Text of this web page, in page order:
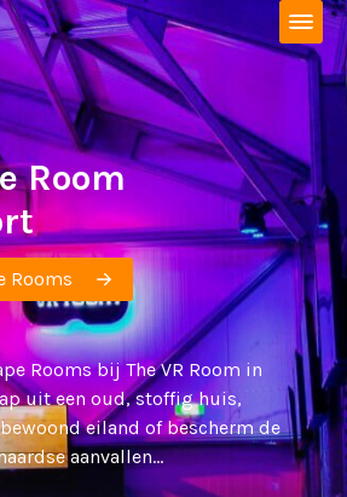
Open
Room
Rooms
Rooms bij The VR Room in
uit een oud, stoffig huis,
eiland of bescherm de
aanvallen…